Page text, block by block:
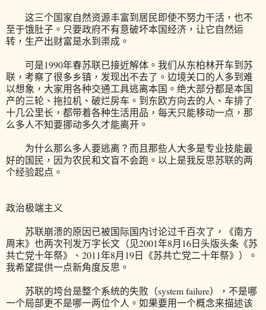
这三个国家自然资源丰富到居民即使不努力干活，也不
至于饿肚子。只要政府不有意破坏本国经济，让它自然运
转，生产出财富是水到渠成。
可是1990年春苏联已接近解体。我们从东柏林开车到苏
联，考察了很多乡镇，发现出不去了。边境关口的人多到难
以想象，大家用各种交通工具逃离本国。绝大部分都是本国
产的三轮、拖拉机、破烂房车。到东欧方向去的人、车排了
十几公里长，都带着各种生活用品，每天只能移动一点，那
么多人不知要挪动多久才能离开。
为什么那么多人要逃离？而且那些人大多是专业技能最
好的国民，因为农民和文盲不会跑。以上是我反思苏联的两
个经验起点。
政治极端主义
苏联崩溃的原因已被国际国内讨论过千百次了，《南方
周末》也两次刊发万字长文（见2001年8月16日头版头条《苏
共亡党十年祭》、2011年8月19日《苏共亡党二十年祭》）。
我希望提供一点新角度反思。
苏联的垮台是整个系统的失败（system failure），不是哪
一个局部更不是哪一两位个人。如果要用一个概念来描述该